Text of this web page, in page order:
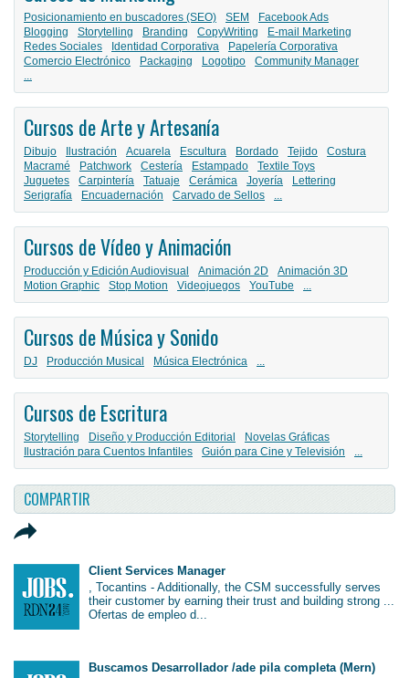
Posicionamiento en buscadores (SEO) SEM
Facebook Ads
Blogging
Storytelling Branding CopyWriting
E-mail Marketing
Redes Sociales
Identidad Corporativa
Papelería Corporativa
Comercio Electrónico
Packaging Logotipo
Community Manager
...
Cursos de Arte y Artesanía
Dibujo Ilustración Acuarela Escultura Bordado Tejido
Costura
Macramé
Patchwork Cestería Estampado
Textile Toys
Juguetes
Carpintería Tatuaje Cerámica Joyería
Lettering
Serigrafía
Encuadernación Carvado de Sellos ...
Cursos de Vídeo y Animación
Producción y Edición Audiovisual Animación 2D
Animación 3D
Motion Graphic
Stop Motion Videojuegos YouTube ...
Cursos de Música y Sonido
DJ Producción Musical Música Electrónica ...
Cursos de Escritura
Storytelling Diseño y Producción Editorial
Novelas Gráficas
Ilustración para Cuentos Infantiles
Guión para Cine y Televisión ...
COMPARTIR
Client Services Manager
, Tocantins - Additionally, the CSM successfully serves
their customer by earning their trust and building strong ...
Ofertas de empleo d...
Buscamos Desarrollador /ade pila completa (Mern)